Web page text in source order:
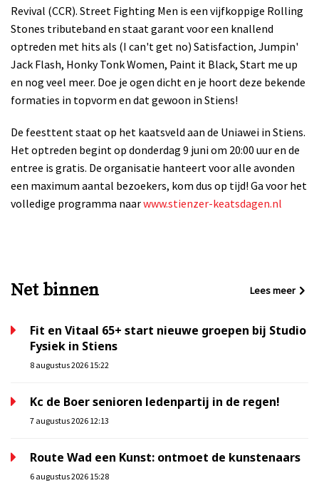
Revival (CCR). Street Fighting Men is een vijfkoppige Rolling
Stones tributeband en staat garant voor een knallend
optreden met hits als (I can't get no) Satisfaction, Jumpin'
Jack Flash, Honky Tonk Women, Paint it Black, Start me up
en nog veel meer. Doe je ogen dicht en je hoort deze bekende
formaties in topvorm en dat gewoon in Stiens!
De feesttent staat op het kaatsveld aan de Uniawei in Stiens.
Het optreden begint op donderdag 9 juni om 20:00 uur en de
entree is gratis. De organisatie hanteert voor alle avonden
een maximum aantal bezoekers, kom dus op tijd! Ga voor het
volledige programma naarwww.stienzer-keatsdagen.nl
Net binnen Lees meer
Fit en Vitaal 65+ start nieuwe groepen bij Studio
Fysiek in Stiens
8 augustus 2026 15:22
Kc de Boer senioren ledenpartij in de regen!
7 augustus 2026 12:13
Route Wad een Kunst: ontmoet de kunstenaars
6 augustus 2026 15:28